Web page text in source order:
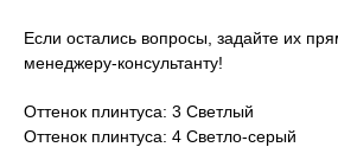
Если остались вопросы, задайте их
менеджеру-консультанту!
Оттенок плинтуса: 3 Светлый
Оттенок плинтуса: 4 Светло-серый